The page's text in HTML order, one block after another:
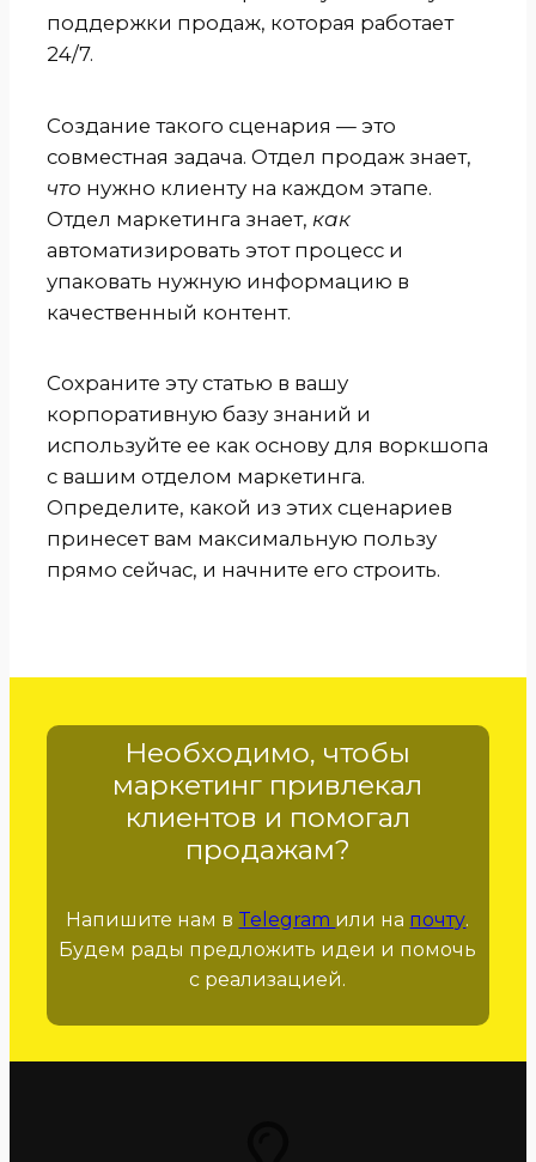
поддержки продаж, которая работает
24/7.
Создание такого сценария — это
совместная задача. Отдел продаж знает,
что нужно клиенту на каждом этапе.
Отдел маркетинга знает, как
автоматизировать этот процесс и
упаковать нужную информацию в
качественный контент.
Сохраните эту статью в вашу
корпоративную базу знаний и
используйте ее как основу для воркшопа
с вашим отделом маркетинга.
Определите, какой из этих сценариев
принесет вам максимальную пользу
прямо сейчас, и начните его строить.
Необходимо, чтобы
маркетинг привлекал
клиентов и помогал
продажам?
Напишите нам в Telegram или на почту.
Будем рады предложить идеи и помочь
с реализацией.